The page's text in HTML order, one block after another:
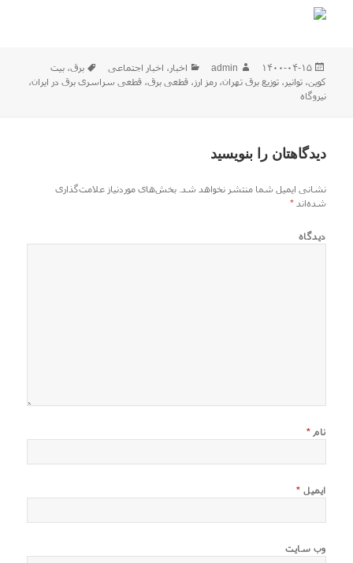
ارسال
شده
در
۱۴۰۰-۰۴-۱۵ نویسنده
admin دسته‌ها
اخبار ، اخبار اجتماعی برچسب‌ها
برق،بیت
کوین،توانیر ،توزیع برق تهران،رمز ارز ،قطعی برق،قطعی سراسری برق در ایران،
نیروگاه
دیدگاهتان را بنویسید
نشانی ایمیل شما منتشر نخواهد شد.
بخش‌های موردنیاز علامت‌گذاری
شده‌اند*
دیدگاه
نام *
ایمیل *
وب‌ سایت